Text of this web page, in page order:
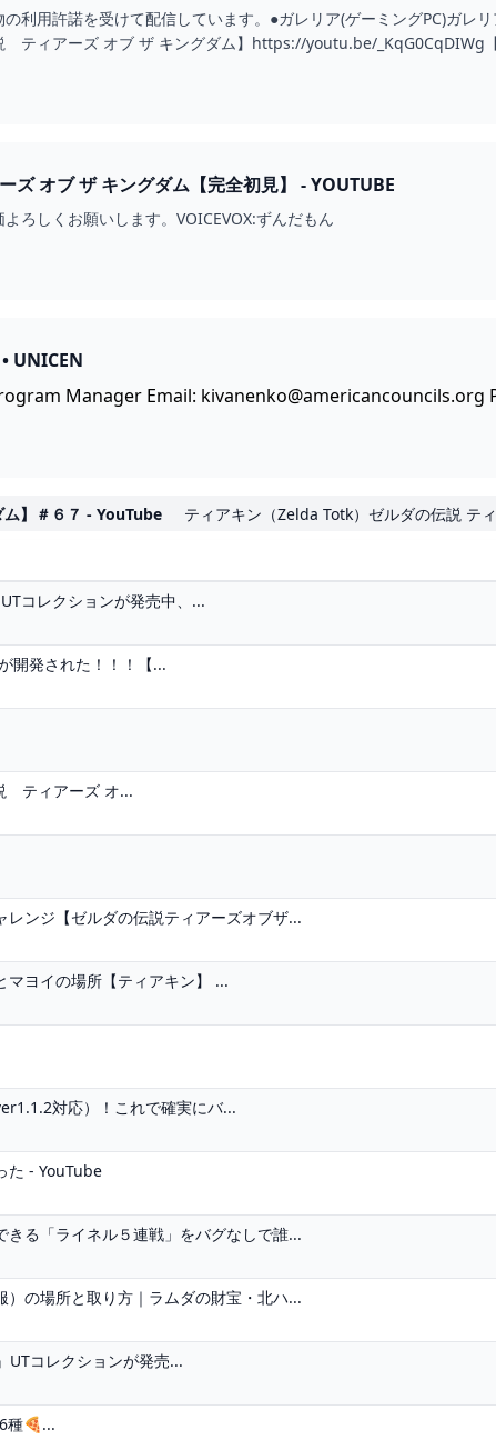
利用許諾を受けて配信しています。●ガレリア(ゲーミングPC)ガ
ティアーズ オブ ザ キングダム】https://youtu.be/_KqG0CqDIWg
ズ オブ ザ キングダム【完全初見】 - YOUTUBE
ろしくお願いします。VOICEVOX:ずんだもん
UNICEN
Manager Email: kivanenko@americancouncils.org
】＃６７ - YouTube ティアキン（Zelda Totk）ゼルダの伝説 テ
コレクションが発売中、...
開発された！！！【...
ティアーズ オ...
ンジ【ゼルダの伝説ティアーズオブザ...
ヨイの場所【ティアキン】 ...
対応）！これで確実にバ...
た - YouTube
る「ライネル５連戦」をバグなしで誰...
の場所と取り方｜ラムダの財宝・北ハ...
UTコレクションが発売...
種🍕...